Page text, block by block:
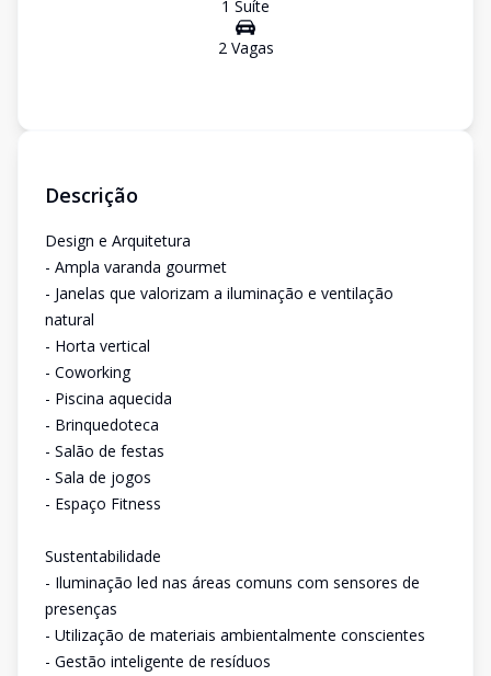
1 Suíte
2Vagas
Descrição
Design e Arquitetura
- Ampla varanda gourmet
- Janelas que valorizam a iluminação e ventilação
natural
- Horta vertical
- Coworking
- Piscina aquecida
- Brinquedoteca
- Salão de festas
- Sala de jogos
- Espaço Fitness
Sustentabilidade
- Iluminação led nas áreas comuns com sensores de
presenças
- Utilização de materiais ambientalmente conscientes
- Gestão inteligente de resíduos